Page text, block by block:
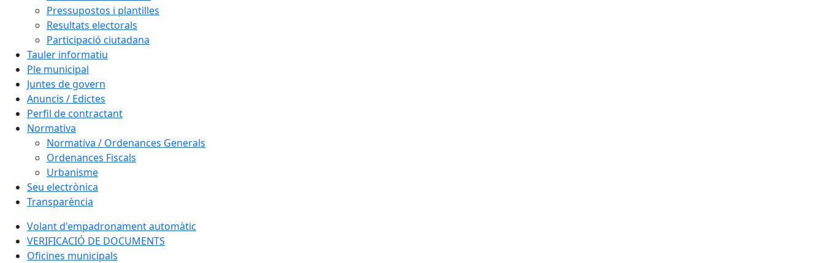
Pressupostos i plantilles
Resultats electorals
Participació ciutadana
Tauler informatiu
Ple municipal
Juntes de govern
Anuncis / Edictes
Perfil de contractant
Normativa
Normativa / Ordenances Generals
Ordenances Fiscals
Urbanisme
Seu electrònica
Transparència
Volant d'empadronament automàtic
VERIFICACIÓ DE DOCUMENTS
Oficines municipals